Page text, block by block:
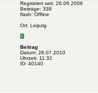
Registriert seit: 26.06.2006
Beiträge: 338
flash: Offline
Ort: Leipzig
Beitrag
Datum: 26.07.2010
Uhrzeit: 11:32
ID: 40140